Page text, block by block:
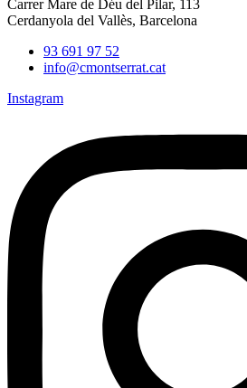
Carrer Mare de Déu del Pilar, 113
Cerdanyola del Vallès, Barcelona
93 691 97 52
info@cmontserrat.cat
Instagram